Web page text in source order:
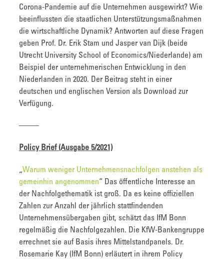
Corona-Pandemie auf die Unternehmen ausgewirkt? Wie
beeinflussten die staatlichen Unterstützungsmaßnahmen
die wirtschaftliche Dynamik? Antworten auf diese Fragen
geben Prof. Dr. Erik Stam und Jasper van Dijk (beide
Utrecht University School of Economics/Niederlande) am
Beispiel der unternehmerischen Entwicklung in den
Niederlanden in 2020. Der Beitrag steht in einer
deutschen und englischen Version als Download zur
Verfügung.
——–
Policy Brief (Ausgabe 5/2021)
„Warum weniger Unternehmensnachfolgen anstehen als
gemeinhin angenommen“ Das öffentliche Interesse an
der Nachfolgethematik ist groß. Da es keine offiziellen
Zahlen zur Anzahl der jährlich stattfindenden
Unternehmensübergaben gibt, schätzt das IfM Bonn
regelmäßig die Nachfolgezahlen. Die KfW-Bankengruppe
errechnet sie auf Basis ihres Mittelstandpanels. Dr.
Rosemarie Kay (IfM Bonn) erläutert in ihrem Policy